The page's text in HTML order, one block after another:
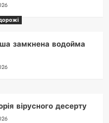
замкнена водойма
вірусного десерту